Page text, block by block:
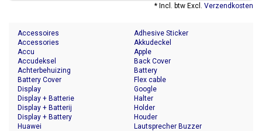
* Incl. btw Excl. Verzendkosten
Accessoires
Accessories
Accu
Accudeksel
Achterbehuizing
Adhesive Sticker
Akkudeckel
Apple
Back Cover
Battery
Battery Cover
Display
Display + Batterie
Display + Batterij
Display + Battery
Flex cable
Google
Halter
Holder
Houder
Huawei
Lautsprecher Buzzer